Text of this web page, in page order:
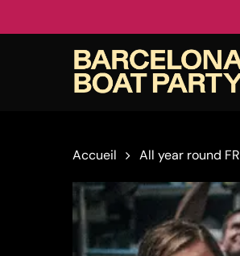
to
Accueil All year round FR